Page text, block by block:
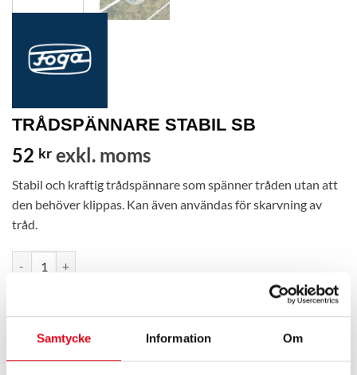
Samtycke Information Om
TRÅDSPÄNNARE STABIL SB
52 kr exkl. moms
Stabil och kraftig trådspännare som spänner tråden utan att
den behöver klippas. Kan även användas för skarvning av
tråd.
TRÅDSPÄNNARE STABIL SB mängd
Artikelnr:89508213